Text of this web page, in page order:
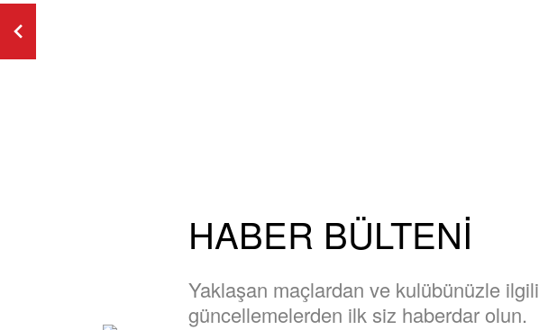
HABER BÜLTENİ
Yaklaşan maçlardan ve kulübünüzle ilgili
güncellemelerden ilk siz haberdar olun.